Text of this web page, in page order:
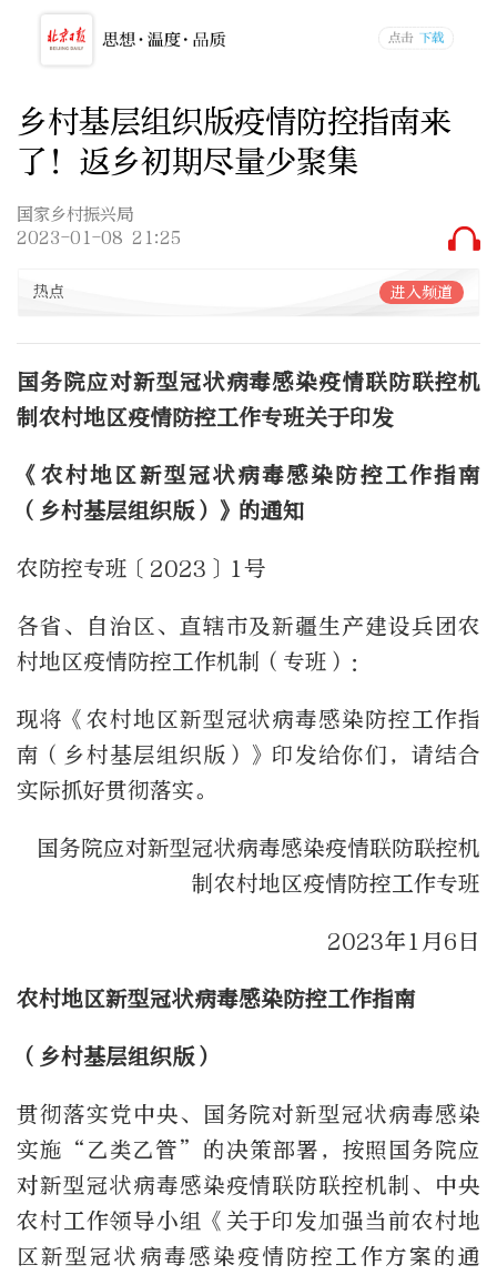
乡村基层组织版疫情防控指南来
了！返乡初期尽量少聚集
国家乡村振兴局
2023-01-08 21:25
热点 进入频道
国务院应对新型冠状病毒感染疫情联防联控机
制农村地区疫情防控工作专班关于印发
《农村地区新型冠状病毒感染防控工作指南
（乡村基层组织版）》的通知
农防控专班〔2023〕1号
各省、自治区、直辖市及新疆生产建设兵团农
村地区疫情防控工作机制（专班）：
现将《农村地区新型冠状病毒感染防控工作指
南（乡村基层组织版）》印发给你们，请结合
实际抓好贯彻落实。
国务院应对新型冠状病毒感染疫情联防联控机
制农村地区疫情防控工作专班
2023年1月6日
农村地区新型冠状病毒感染防控工作指南
（乡村基层组织版）
贯彻落实党中央、国务院对新型冠状病毒感染
实施“乙类乙管”的决策部署，按照国务院应
对新型冠状病毒感染疫情联防联控机制、中央
农村工作领导小组《关于印发加强当前农村地
区新型冠状病毒感染疫情防控工作方案的通